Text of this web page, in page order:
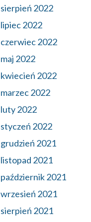
sierpień 2022
lipiec 2022
czerwiec 2022
maj 2022
kwiecień 2022
marzec 2022
luty 2022
styczeń 2022
grudzień 2021
listopad 2021
październik 2021
wrzesień 2021
sierpień 2021